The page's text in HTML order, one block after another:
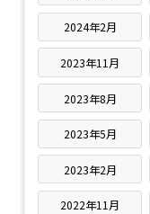
2024年2月
2023年11月
2023年8月
2023年5月
2023年2月
2022年11月